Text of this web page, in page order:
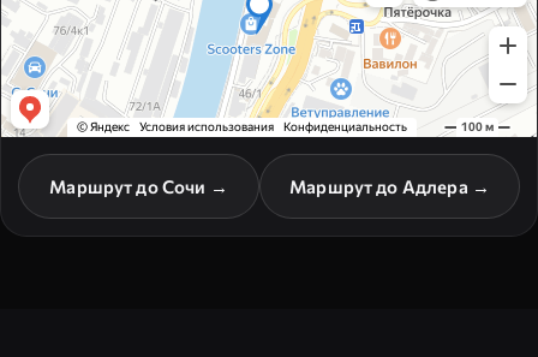
Маршрут до Сочи → Маршрут до Адлера →